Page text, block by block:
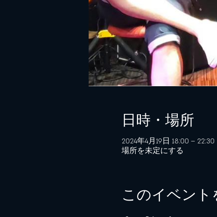
日時・場所
2024年4月19日 18:00 – 22:30
場所を未定にする
このイベント